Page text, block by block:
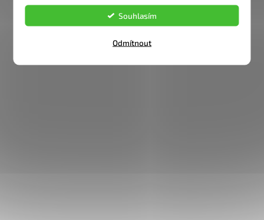
Odmítnout
Souhlasím